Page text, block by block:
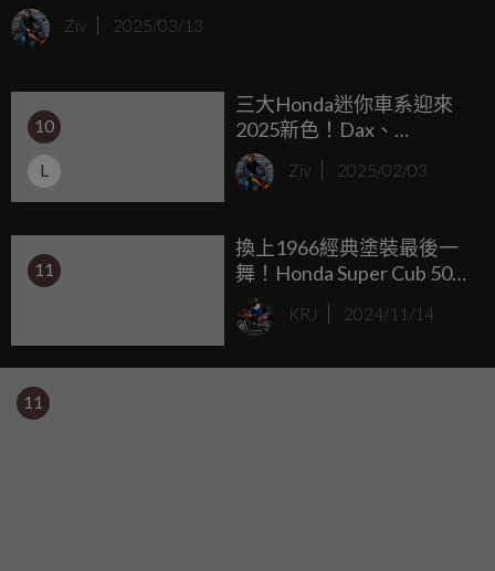
車，怎麼設計都有人買單；另一方面，誰想成為毀掉傳奇車
款聲譽的那群人呢？
Ziv 2025/03/13
10
L
三大Honda迷你車系迎來
2025新色！Dax、
Monkey、Super Cub C125
全面進化，正式進軍
Ziv 2025/02/03
11
換上1966經典塗裝最後一
舞！Honda Super Cub 50
Final Edition 向永遠的本田
小狼告別。
KRJ 2024/11/14
11